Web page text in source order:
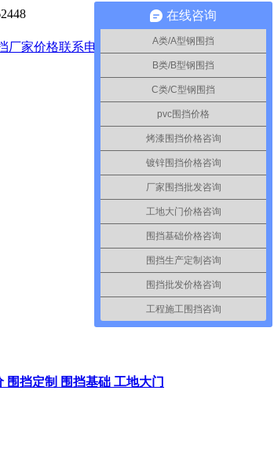
围挡定制 围挡基础 工地大门
在线咨询
A类/A型钢围挡
B类/B型钢围挡
C类/C型钢围挡
pvc围挡价格
烤漆围挡价格咨询
镀锌围挡价格咨询
厂家围挡批发咨询
工地大门价格咨询
围挡基础价格咨询
围挡生产定制咨询
围挡批发价格咨询
工程施工围挡咨询